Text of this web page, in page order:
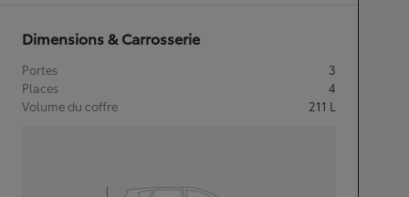
Dimensions & Carrosserie
Portes
3
Places
4
Volume du coffre
211 L